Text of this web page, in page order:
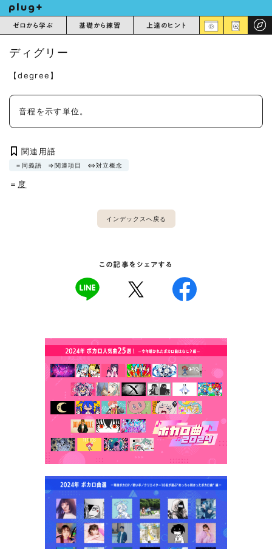
ゼロから学ぶ 基礎から練習 上達のヒント
ディグリー
【degree】
音程を示す単位。
関連用語
＝同義語 ⇒関連項目 ⇔対立概念
＝ 度
インデックスへ戻る
この記事をシェアする